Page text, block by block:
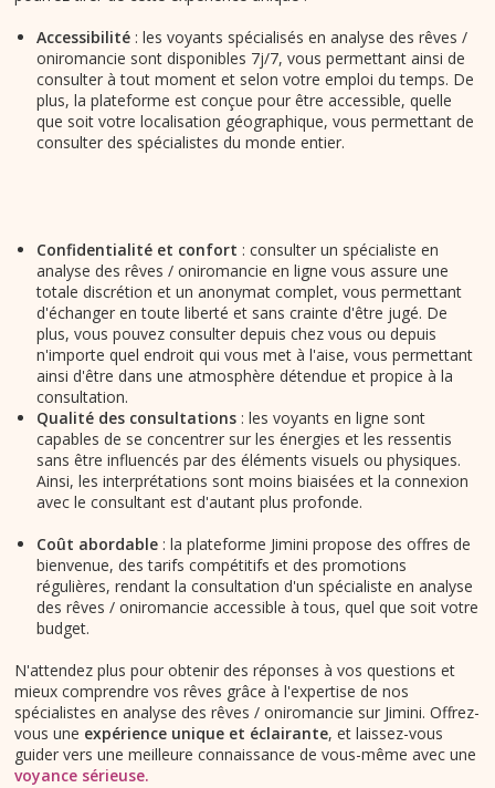
Accessibilité : les voyants spécialisés en analyse des rêves /
oniromancie sont disponibles 7j/7, vous permettant ainsi de
consulter à tout moment et selon votre emploi du temps. De
plus, la plateforme est conçue pour être accessible, quelle
que soit votre localisation géographique, vous permettant de
consulter des spécialistes du monde entier.
Confidentialité et confort : consulter un spécialiste en
analyse des rêves / oniromancie en ligne vous assure une
totale discrétion et un anonymat complet, vous permettant
d'échanger en toute liberté et sans crainte d'être jugé. De
plus, vous pouvez consulter depuis chez vous ou depuis
n'importe quel endroit qui vous met à l'aise, vous permettant
ainsi d'être dans une atmosphère détendue et propice à la
consultation.
Qualité des consultations : les voyants en ligne sont
capables de se concentrer sur les énergies et les ressentis
sans être influencés par des éléments visuels ou physiques.
Ainsi, les interprétations sont moins biaisées et la connexion
avec le consultant est d'autant plus profonde.
Coût abordable : la plateforme Jimini propose des offres de
bienvenue, des tarifs compétitifs et des promotions
régulières, rendant la consultation d'un spécialiste en analyse
des rêves / oniromancie accessible à tous, quel que soit votre
budget.
N'attendez plus pour obtenir des réponses à vos questions et
mieux comprendre vos rêves grâce à l'expertise de nos
spécialistes en analyse des rêves / oniromancie sur Jimini. Offrez-
vous une expérience unique et éclairante, et laissez-vous
guider vers une meilleure connaissance de vous-même avec une
voyance sérieuse.